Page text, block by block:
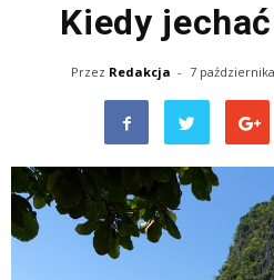
Kiedy
Przez Redakcja - 7